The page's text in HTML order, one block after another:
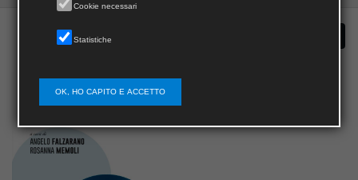
Cookie necessari
Statistiche
OK, HO CAPITO E ACCETTO